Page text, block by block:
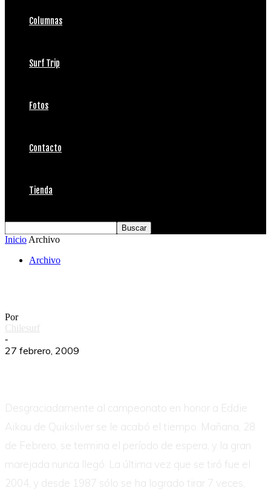
Columnas
Surf Trip
Fotos
Contacto
Tienda
Inicio Archivo
Archivo
Por
Chilesurf
-
27 febrero, 2009
Desgraciadamente al campeonato en honor a Eddie
Aikau de Quiksilver se le acabó el tiempo. Mañana, 28
de Febrero, se termina el período de espera, y la gran
marejada nunca llegó. La última vez que se tiró fue el
2004, y desde 1987 sólo se ha logrado tirar 7 veces,